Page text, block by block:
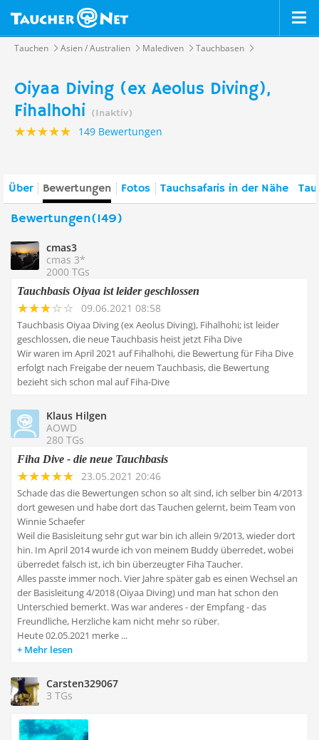
Tauchen Asien / Australien Malediven Tauchbasen
Oiyaa Diving (ex Aeolus Diving),
Fihalhohi (Inaktiv)
149 Bewertungen
Über Bewertungen Fotos Tauchsafaris in der Nähe
Bewertungen(149)
cmas3
cmas 3*
2000 TGs
Tauchbasis Oiyaa ist leider geschlossen
09.06.2021 08:58
Tauchbasis Oiyaa Diving (ex Aeolus Diving), Fihalhohi; ist leider
geschlossen, die neue Tauchbasis heist jetzt Fiha Dive
Wir waren im April 2021 auf Fihalhohi, die Bewertung für Fiha Dive
erfolgt nach Freigabe der neuem Tauchbasis, die Bewertung
bezieht sich schon mal auf Fiha-Dive
Klaus Hilgen
AOWD
280 TGs
Fiha Dive - die neue Tauchbasis
23.05.2021 20:46
Schade das die Bewertungen schon so alt sind, ich selber bin 4/2013
dort gewesen und habe dort das Tauchen gelernt, beim Team von
Winnie Schaefer
Weil die Basisleitung sehr gut war bin ich allein 9/2013, wieder dort
hin. Im April 2014 wurde ich von meinem Buddy überredet, wobei
überredet falsch ist, ich bin überzeugter Fiha Taucher.
Alles passte immer noch. Vier Jahre später gab es einen Wechsel an
der Basisleitung 4/2018 (Oiyaa Diving) und man hat schon den
Unterschied bemerkt. Was war anderes - der Empfang - das
Freundliche, Herzliche kam nicht mehr so rüber.
Heute 02.05.2021 merke ...
Mehr lesen
Carsten329067
3 TGs